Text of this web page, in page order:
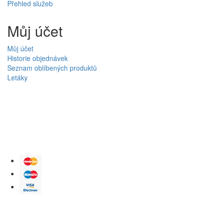
Přehled služeb
Můj účet
Můj účet
Historie objednávek
Seznam oblíbených produktů
Letáky